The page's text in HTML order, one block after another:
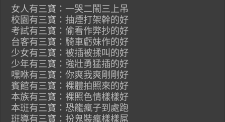
女人有三寶：一哭二鬧三上吊
校園有三寶：抽煙打架幹的好
考試有三寶：偷看作弊抄的好
台客有三寶：騎車虧妹作的好
少女有三寶：被插被揉叫的好
少年有三寶：強壯勇猛插的好
嘿咻有三寶：你爽我爽剛剛好
賓館有三寶：裸體拍照來的好
本族有三寶：裸照色情樣樣好
本班有三寶：恐龍瘋子到處跑
班導有三寶：扮鬼裝瘋樣樣屌